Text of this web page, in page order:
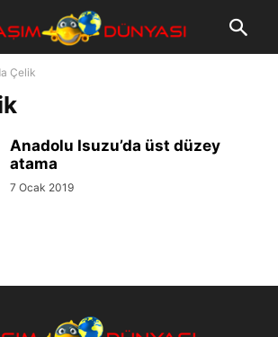
Çelik
Anadolu Isuzu’da üst düzey
atama
7 Ocak 2019